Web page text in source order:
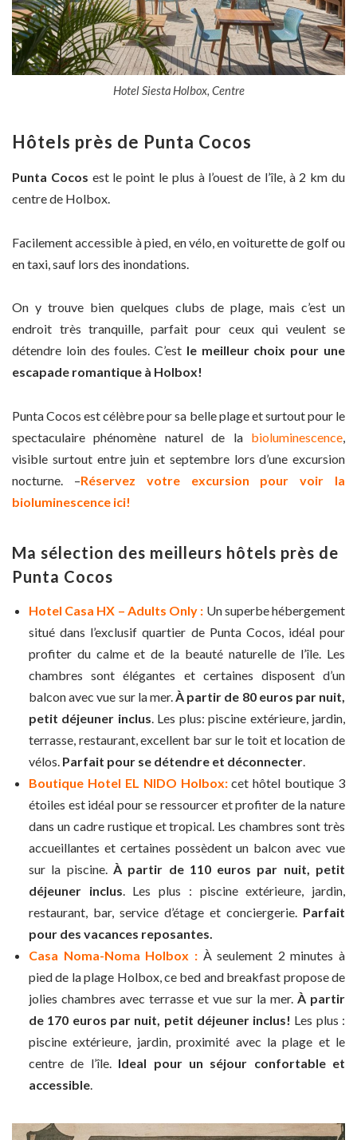
Hotel Siesta Holbox, Centre
Hôtels près de Punta Cocos
Punta Cocos est le point le plus à l’ouest de l’île, à 2 km du
centre de Holbox.
Facilement accessible à pied, en vélo, en voiturette de golf ou
en taxi, sauf lors des inondations.
On y trouve bien quelques clubs de plage, mais c’est un
endroit très tranquille, parfait pour ceux qui veulent se
détendre loin des foules. C’est le meilleur choix pour une
escapade romantique à Holbox!
Punta Cocos est célèbre pour sa belle plage et surtout pour le
spectaculaire phénomène naturel de la bioluminescence
visible surtout entre juin et septembre lors d’une excursion
nocturne. –Réservez votre excursion pour voir la
bioluminescence ici!
Ma sélection des meilleurs hôtels près de
Punta Cocos
Hotel Casa HX – Adults Only : Un superbe hébergement
situé dans l’exclusif quartier de Punta Cocos, idéal pour
profiter du calme et de la beauté naturelle de l’île. Les
chambres sont élégantes et certaines disposent d’un
balcon avec vue sur la mer. À partir de 80 euros par nuit,
petit déjeuner inclus . Les plus: piscine extérieure, jardin,
terrasse, restaurant, excellent bar sur le toit et location de
vélos. Parfait pour se détendre et déconnecter
Boutique Hotel EL NIDO Holbox:cet hôtel boutique 3
étoiles est idéal pour se ressourcer et profiter de la nature
dans un cadre rustique et tropical. Les chambres sont très
accueillantes et certaines possèdent un balcon avec vue
sur la piscine. À partir de 110 euros par nuit, petit
déjeuner inclus . Les plus : piscine extérieure, jardin,
restaurant, bar, service d’étage et conciergerie. Parfait
pour des vacances reposantes.
Casa Noma-Noma Holbox :À seulement 2 minutes à
pied de la plage Holbox, ce bed and breakfast propose de
jolies chambres avec terrasse et vue sur la mer. À partir
de 170 euros par nuit, petit déjeuner inclus! Les plus :
piscine extérieure, jardin, proximité avec la plage et le
centre de l’île. Ideal pour un séjour confortable et
accessible